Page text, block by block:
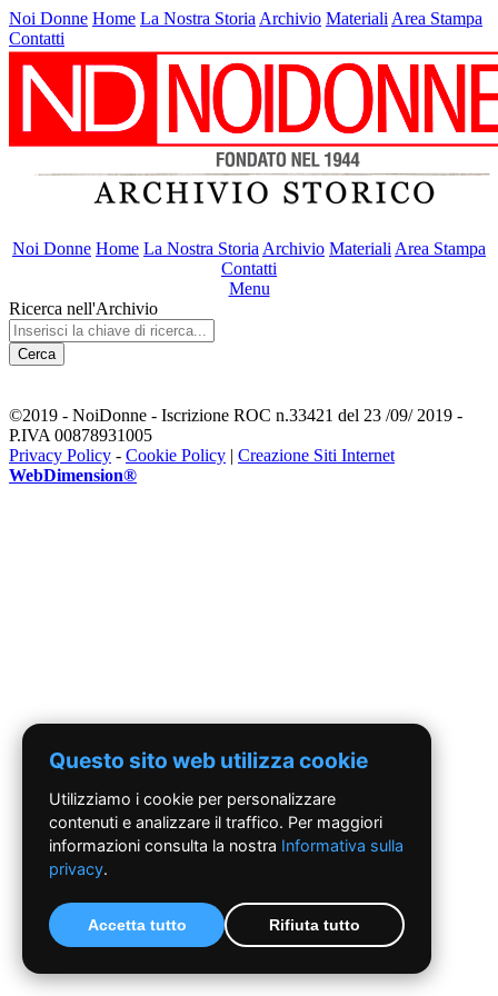
Noi Donne Home La Nostra Storia Archivio Materiali Area Stampa
Contatti
Noi Donne Home La Nostra Storia Archivio Materiali Area Stampa
Contatti
Menu
Ricerca nell'Archivio
Cerca
©2019 - NoiDonne - Iscrizione ROC n.33421 del 23 /09/ 2019 -
P.IVA 00878931005
Privacy Policy - Cookie Policy | Creazione Siti Internet
WebDimension®
Questo sito web utilizza cookie
Utilizziamo i cookie per personalizzare
contenuti e analizzare il traffico. Per maggiori
informazioni consulta la nostra Informativa sulla
privacy.
Accetta tutto Rifiuta tutto